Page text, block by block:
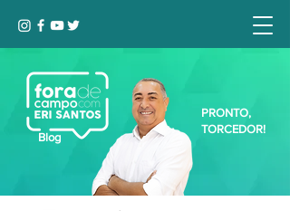
Blog
PRONTO,
TORCEDOR!